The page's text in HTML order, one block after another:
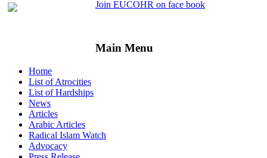
Join EUCOHR on face book
Main Menu
Home
List of Atrocities
List of Hardships
News
Articles
Arabic Articles
Radical Islam Watch
Advocacy